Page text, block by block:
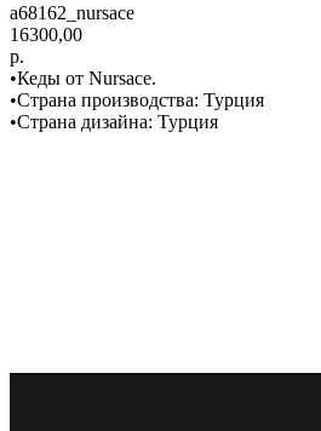
a68162_nursace
16300,00
р.
•Кеды от Nursace.
•Страна производства: Турция
•Страна дизайна: Турция